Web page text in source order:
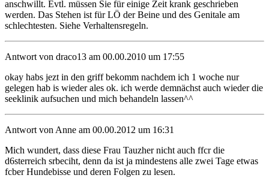
anschwillt. Evtl. müssen Sie für einige Zeit krank geschrieben
werden. Das Stehen ist für LÖ der Beine und des Genitale am
schlechtesten. Siehe Verhaltensregeln.
Antwort von draco13 am 00.00.2010 um 17:55
okay habs jezt in den griff bekomm nachdem ich 1 woche nur
gelegen hab is wieder ales ok. ich werde demnächst auch wieder die
seeklinik aufsuchen und mich behandeln lassen^^
Antwort von Anne am 00.00.2012 um 16:31
Mich wundert, dass diese Frau Tauzher nicht auch ffcr die
d6sterreich srbeciht, denn da ist ja mindestens alle zwei Tage etwas
fcber Hundebisse und deren Folgen zu lesen.